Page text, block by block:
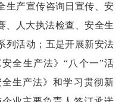
生产宣传咨询日宣传、安
、人大执法检查、安全生
列活动；五是开展新安法
全生产法》“八个一”活
生产法》和学习贯彻新